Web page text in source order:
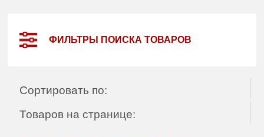
ФИЛЬТРЫ ПОИСКА ТОВАРОВ
Сортировать по:
Товаров на странице: